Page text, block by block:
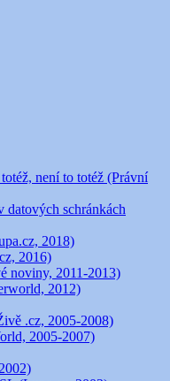
není to totéž (Právní
datových schránkách
2018)
2016)
noviny, 2011-2013)
2012)
.cz, 2005-2008)
2005-2007)